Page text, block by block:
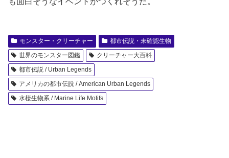
モンスター・クリーチャー
都市伝説・未確認生物
世界のモンスター図鑑
クリーチャー大百科
都市伝説 / Urban Legends
アメリカの都市伝説 / American Urban Legends
水棲生物系 / Marine Life Motifs